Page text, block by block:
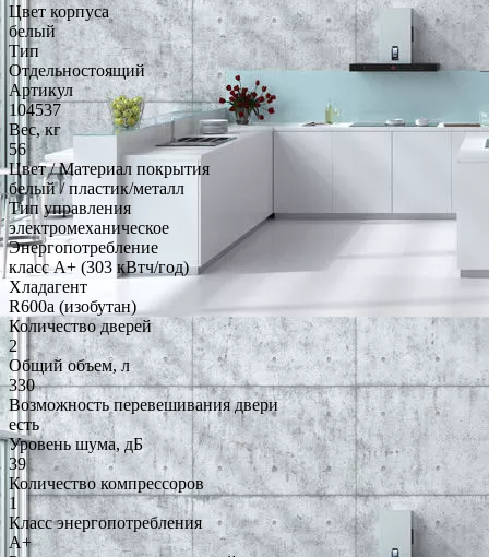
Цвет корпуса
белый
Тип
Отдельностоящий
Артикул
104537
Вес, кг
56
Цвет / Материал покрытия
белый / пластик/металл
Тип управления
электромеханическое
Энергопотребление
класс A+ (303 кВтч/год)
Хладагент
R600a (изобутан)
Количество дверей
2
Общий объем, л
330
Возможность перевешивания двери
есть
Уровень шума, дБ
39
Количество компрессоров
1
Класс энергопотребления
A+